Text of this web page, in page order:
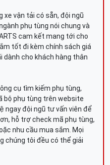
xe vận tải có sẵn, đội ngũ
phụ tùng nói chung và
cam kết mang tới cho
tốt đi kèm chính sách giá
dành cho khách hàng thân
cụ tìm kiếm phụ tùng,
bộ phụ tùng trên website
ngay đội ngũ tư vấn viên để
hỗ trợ check mã phụ tùng,
nhu cầu mua sắm. Mọi
chúng tôi đều có thể giải